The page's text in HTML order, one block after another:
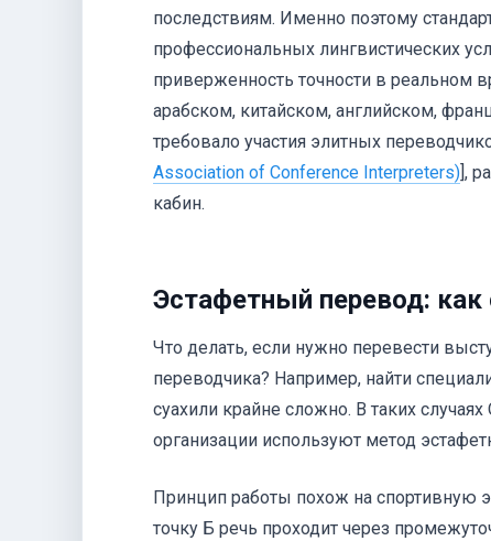
последствиям. Именно поэтому
профессиональных лингвистических
приверженность точности в реальном
арабском, китайском, английском,
требовало участия элитных
Association of Conference Interpreters) ],
кабин.
Эстафетный перевод:
Что делать, если нужно перевести
переводчика? Например, найти
суахили крайне сложно. В таких
организации используют метод
Принцип работы похож на спортивную
точку Б речь проходит через